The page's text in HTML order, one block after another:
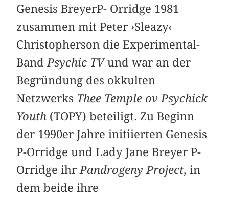
Genesis BreyerP- Orridge 1981
zusammen mit Peter ›Sleazy‹
Christopherson die Experimental-
Band Psychic TVund war an der
Begründung des okkulten
Netzwerks Thee Temple ov Psychick
Youth (TOPY) beteiligt. Zu Beginn
der 1990er Jahre initiierten Genesis
P-Orridge und Lady Jane Breyer P-
Orridge ihr Pandrogeny Project, in
dem beide ihre